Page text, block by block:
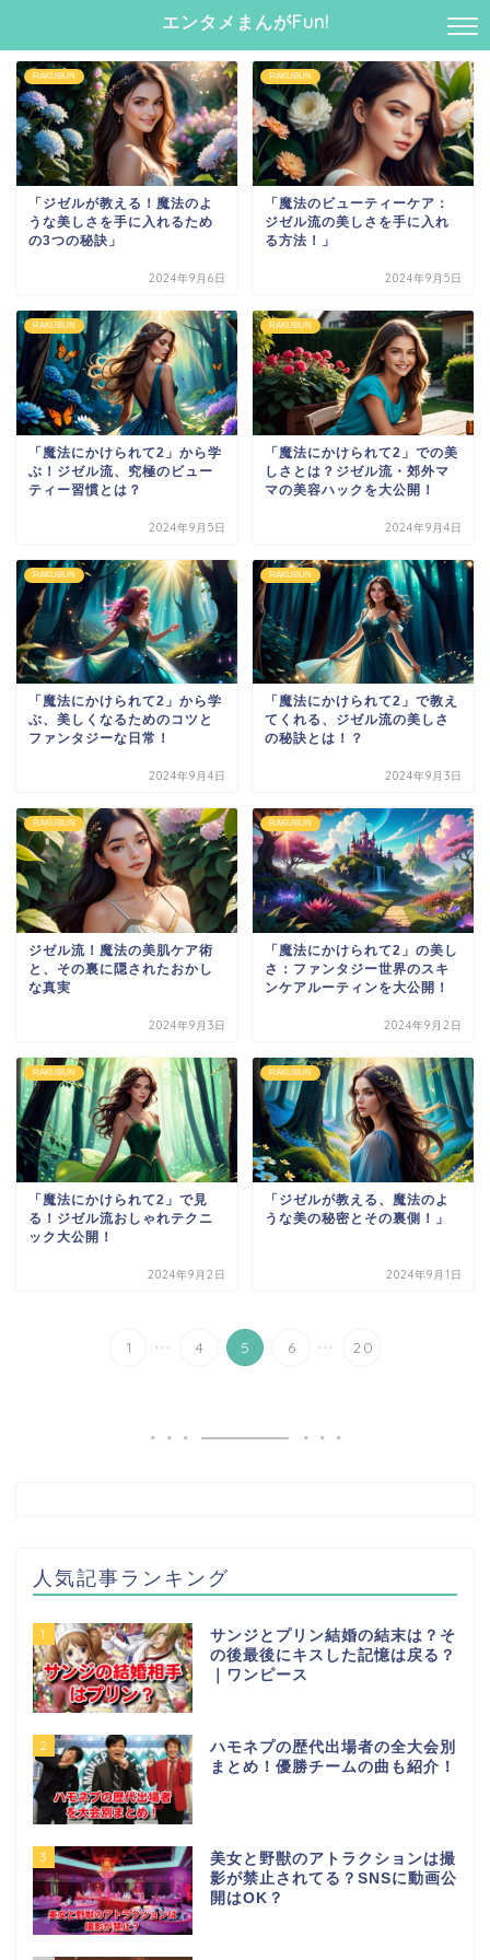
エンタメまんがFun!
RAKUBUN
「ジゼルが教える！魔法のよ
うな美しさを手に入れるため
の3つの秘訣」
2024年9月6日
RAKUBUN
「魔法のビューティーケア：
ジゼル流の美しさを手に入れ
る方法！」
2024年9月5日
RAKUBUN
「魔法にかけられて2」から学
ぶ！ジゼル流、究極のビュー
ティー習慣とは？
2024年9月5日
RAKUBUN
「魔法にかけられて2」での美
しさとは？ジゼル流・郊外マ
マの美容ハックを大公開！
2024年9月4日
RAKUBUN
「魔法にかけられて2」から学
ぶ、美しくなるためのコツと
ファンタジーな日常！
2024年9月4日
RAKUBUN
「魔法にかけられて2」で教え
てくれる、ジゼル流の美しさ
の秘訣とは！？
2024年9月3日
RAKUBUN
ジゼル流！魔法の美肌ケア術
と、その裏に隠されたおかし
な真実
2024年9月3日
RAKUBUN
「魔法にかけられて2」の美し
さ：ファンタジー世界のスキ
ンケアルーティンを大公開！
2024年9月2日
RAKUBUN
「魔法にかけられて2」で見
る！ジゼル流おしゃれテクニ
ック大公開！
2024年9月2日
RAKUBUN
「ジゼルが教える、魔法のよ
うな美の秘密とその裏側！」
2024年9月1日
1 ... 4 5 6 ... 20
人気記事ランキング
1
サンジとプリン結婚の結末は？そ
の後最後にキスした記憶は戻る？
｜ワンピース
2
ハモネプの歴代出場者の全大会別
まとめ！優勝チームの曲も紹介！
3
美女と野獣のアトラクションは撮
影が禁止されてる？SNSに動画公
開はOK？